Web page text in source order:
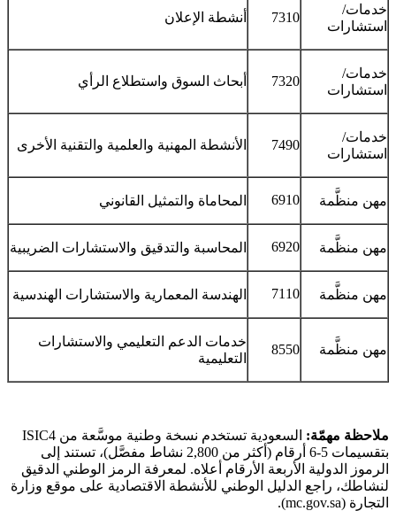
خدمات/
استشارات
7310 أنشطة الإعلان
خدمات/
استشارات
7320 أبحاث السوق واستطلاع الرأي
خدمات/
استشارات
7490 الأنشطة المهنية والعلمية والتقنية الأخرى
مهن منظَّمة 6910 المحاماة والتمثيل القانوني
مهن منظَّمة 6920 المحاسبة والتدقيق والاستشارات الضريبية
مهن منظَّمة 7110 الهندسة المعمارية والاستشارات الهندسية
مهن منظَّمة 8550
خدمات الدعم التعليمي والاستشارات
التعليمية
ملاحظة مهمّة:
السعودية تستخدم نسخة وطنية موسَّعة من ISIC4
بتقسيمات 5-6 أرقام (أكثر من 2,800 نشاط مفصَّل)، تستند إلى
الرموز الدولية الأربعة الأرقام أعلاه. لمعرفة الرمز الوطني الدقيق
لنشاطك، راجع الدليل الوطني للأنشطة الاقتصادية على موقع وزارة
التجارة (mc.gov.sa).